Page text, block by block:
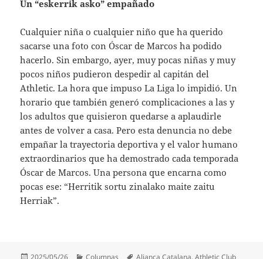
Un “eskerrik asko” empañado
Cualquier niña o cualquier niño que ha querido
sacarse una foto con Óscar de Marcos ha podido
hacerlo. Sin embargo, ayer, muy pocas niñas y muy
pocos niños pudieron despedir al capitán del
Athletic. La hora que impuso La Liga lo impidió. Un
horario que también generó complicaciones a las y
los adultos que quisieron quedarse a aplaudirle
antes de volver a casa. Pero esta denuncia no debe
empañar la trayectoria deportiva y el valor humano
extraordinarios que ha demostrado cada temporada
Óscar de Marcos. Una persona que encarna como
pocas ese: “Herritik sortu zinalako maite zaitu
Herriak”.
Publicado
2025/05/26 Categorías
Columnas Etiquetas
Aliança Catalana,Athletic Club